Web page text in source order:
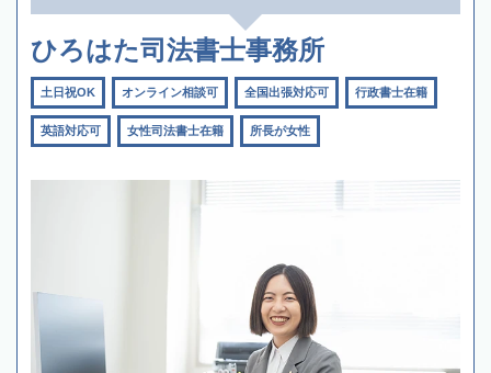
ひろはた司法書士事務所
土日祝OK オンライン相談可 全国出張対応可 行政書士在籍
英語対応可 女性司法書士在籍 所長が女性